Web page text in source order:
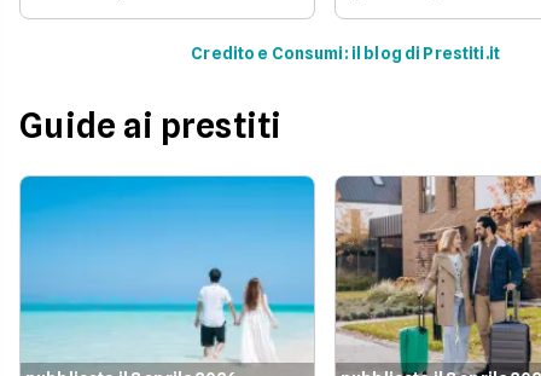
Credito e Consumi: il blog di Prestiti.it
Guide ai prestiti